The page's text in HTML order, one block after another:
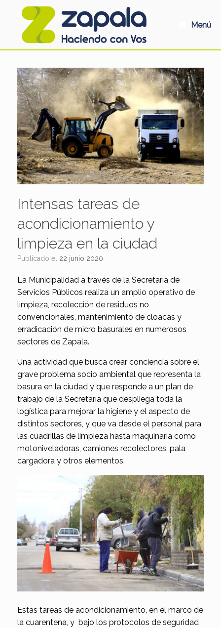
Menú
Intensas tareas de
acondicionamiento y
limpieza en la ciudad
Publicado el 22 junio 2020
La Municipalidad a través de la Secretaría de
Servicios Públicos realiza un amplio operativo de
limpieza, recolección de residuos no
convencionales, mantenimiento de cloacas y
erradicación de micro basurales en numerosos
sectores de Zapala.
Una actividad que busca crear conciencia sobre el
grave problema socio ambiental que representa la
basura en la ciudad y que responde a un plan de
trabajo de la Secretaría que despliega toda la
logística para mejorar la higiene y el aspecto de
distintos sectores, y que va desde el personal para
las cuadrillas de limpieza hasta maquinaria como
motoniveladoras, camiones recolectores, pala
cargadora y otros elementos.
Estas tareas de acondicionamiento, en el marco de
la cuarentena, y bajo los protocolos de seguridad